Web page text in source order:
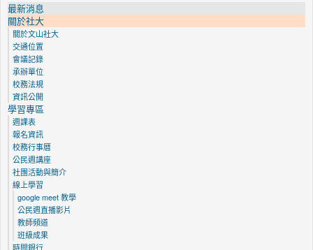
最新消息
關於社大
關於文山社大
交通位置
會議記錄
承辦單位
校務法規
資訊公開
學習專區
週課表
報名資訊
校務行事曆
公民週講座
社團活動與簡介
線上學習
google meet 教學
公民週直播影片
教師頻道
班級成果
時間銀行